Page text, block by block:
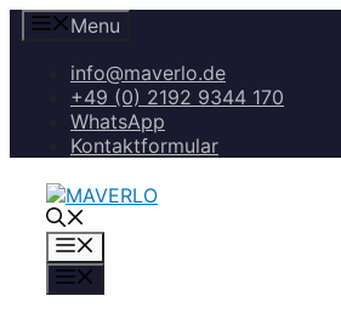
Zum
Inhalt
springen
Menu
info@maverlo.de
+49 (0) 2192 9344 170
WhatsApp
Kontaktformular